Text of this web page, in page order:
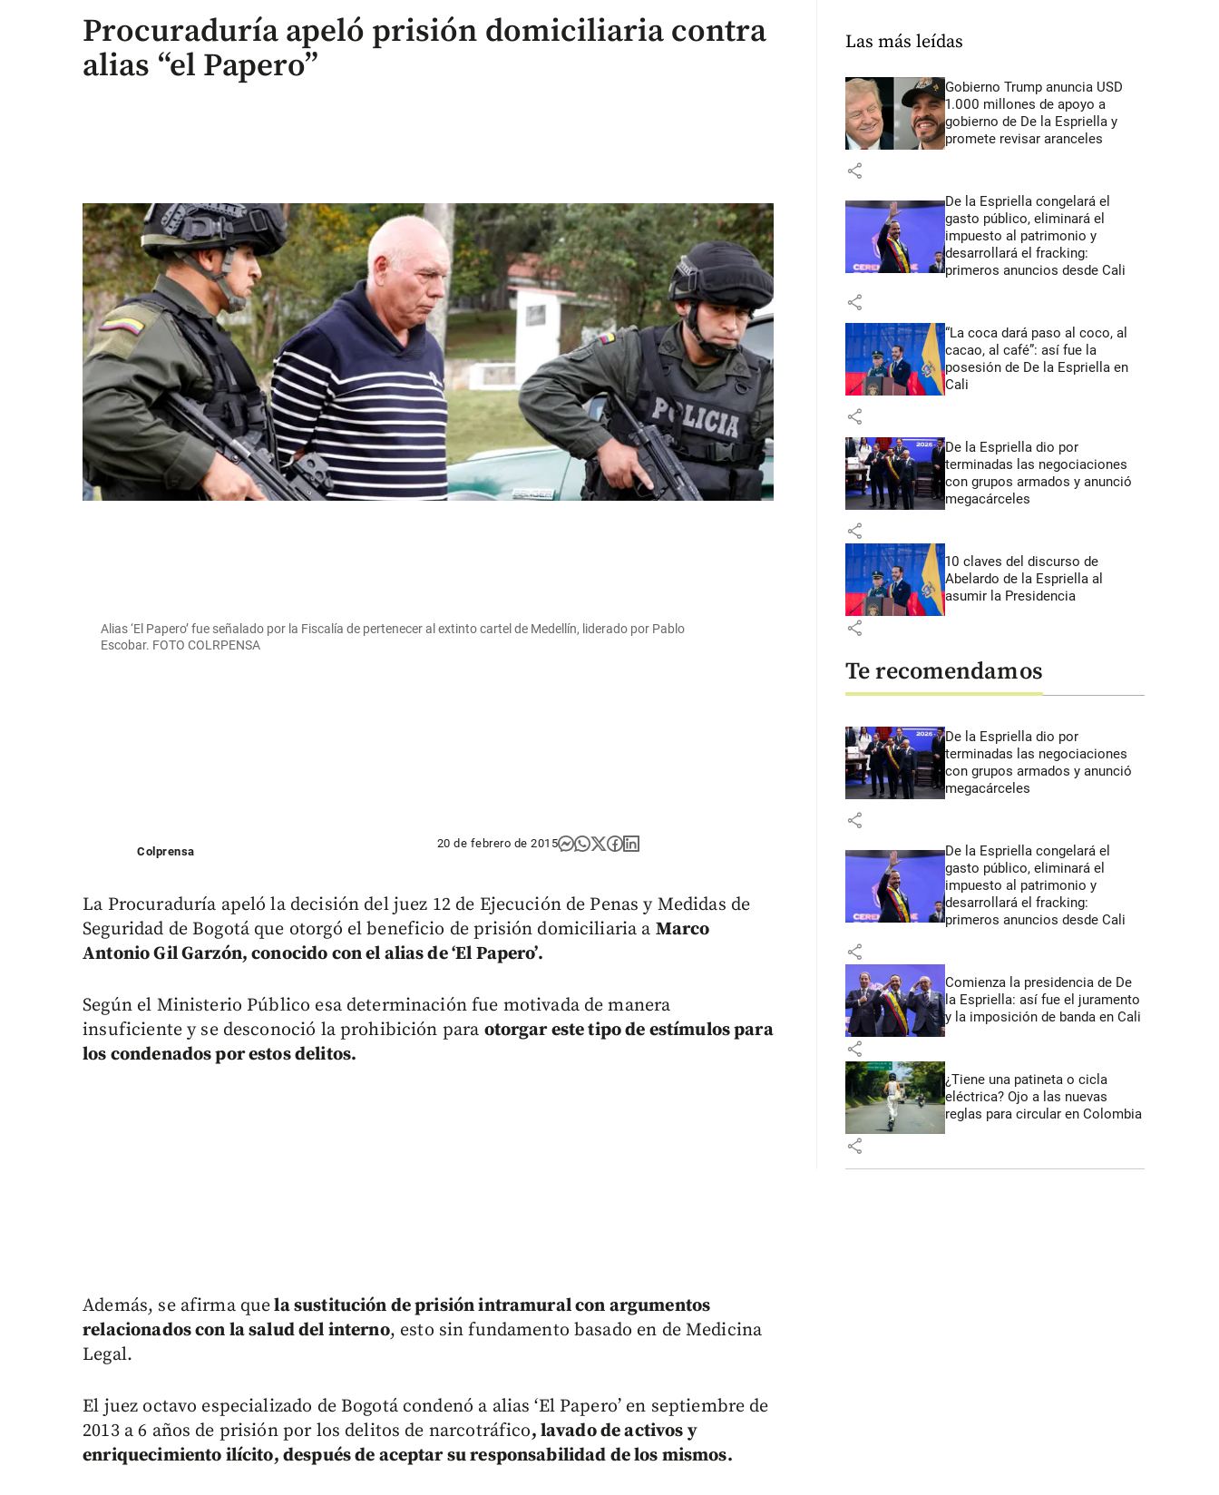
Procuraduría apeló prisión domiciliaria contra
alias “el Papero”
Alias ‘El Papero’ fue señalado por la Fiscalía de pertenecer al extinto cartel de Medellín, liderado por Pablo
Escobar. FOTO COLRPENSA
Colprensa
20 de febrero de 2015
La Procuraduría apeló la decisión del juez 12 de Ejecución de Penas y Medidas de
Seguridad de Bogotá que otorgó el beneficio de prisión domiciliaria a Marco
Antonio Gil Garzón, conocido con el alias de ‘El Papero’.
Según el Ministerio Público esa determinación fue motivada de manera
insuficiente y se desconoció la prohibición para otorgar este tipo de estímulos para
los condenados por estos delitos.
Además, se afirma quela sustitución de prisión intramural con argumentos
relacionados con la salud del interno, esto sin fundamento basado en de Medicina
Legal.
El juez octavo especializado de Bogotá condenó a alias ‘El Papero’ en septiembre de
2013 a 6 años de prisión por los delitos de narcotráfico, lavado de activos y
enriquecimiento ilícito, después de aceptar su responsabilidad de los mismos.
Las más leídas
Gobierno Trump anuncia USD
1.000 millones de apoyo a
gobierno de De la Espriella y
promete revisar aranceles
share
De la Espriella congelará el
gasto público, eliminará el
impuesto al patrimonio y
desarrollará el fracking:
primeros anuncios desde Cali
share
“La coca dará paso al coco, al
cacao, al café”: así fue la
posesión de De la Espriella en
Cali
share
De la Espriella dio por
terminadas las negociaciones
con grupos armados y anunció
megacárceles
share
10 claves del discurso de
Abelardo de la Espriella al
asumir la Presidencia
share
Te recomendamos
De la Espriella dio por
terminadas las negociaciones
con grupos armados y anunció
megacárceles
share
De la Espriella congelará el
gasto público, eliminará el
impuesto al patrimonio y
desarrollará el fracking:
primeros anuncios desde Cali
share
Comienza la presidencia de De
la Espriella: así fue el juramento
y la imposición de banda en Cali
share
¿Tiene una patineta o cicla
eléctrica? Ojo a las nuevas
reglas para circular en Colombia
share